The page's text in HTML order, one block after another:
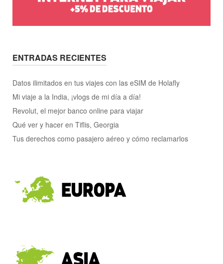
ENTRADAS RECIENTES
Datos ilimitados en tus viajes con las eSIM de Holafly
Mi viaje a la India, ¡vlogs de mi día a día!
Revolut, el mejor banco online para viajar
Qué ver y hacer en Tiflis, Georgia
Tus derechos como pasajero aéreo y cómo reclamarlos